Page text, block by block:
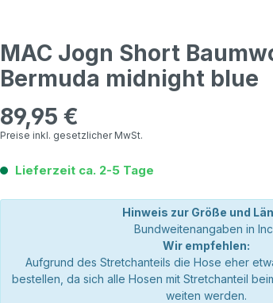
MAC Jogn Short
Bermuda midnight blue
Regulärer Preis:
89,95 €
Preise inkl. gesetzlicher MwSt.
Lieferzeit ca. 2-5 Tage
Hinweis zur Größe und
Bundweitenangaben in
Wir empfehlen:
Aufgrund des Stretchanteils die Hose eher
bestellen, da sich alle Hosen mit Stretchanteil
weiten werden.